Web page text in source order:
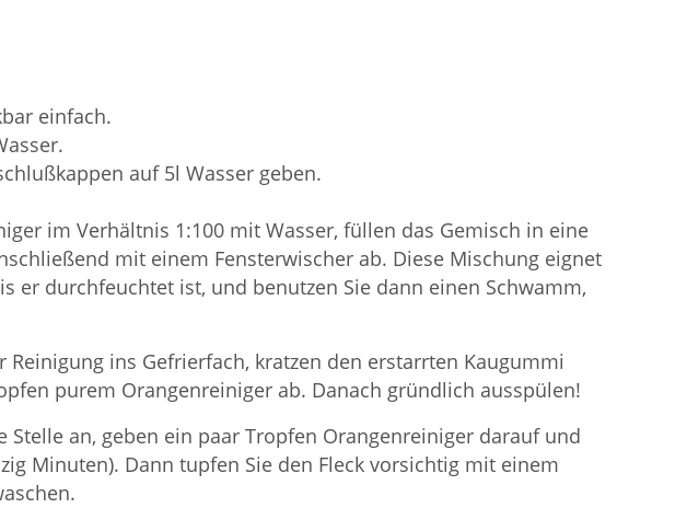
einfach.
auf 5l Wasser geben.
im Verhältnis 1:100 mit Wasser, füllen das Gemisch in eine
mit einem Fensterwischer ab. Diese Mischung eignet
er durchfeuchtet ist, und benutzen Sie dann einen Schwamm,
ins Gefrierfach, kratzen den erstarrten Kaugummi
purem Orangenreiniger ab. Danach gründlich ausspülen!
an, geben ein paar Tropfen Orangenreiniger darauf und
Minuten). Dann tupfen Sie den Fleck vorsichtig mit einem